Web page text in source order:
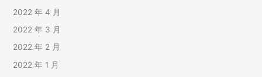
2022 年 4 月
2022 年 3 月
2022 年 2 月
2022 年 1 月